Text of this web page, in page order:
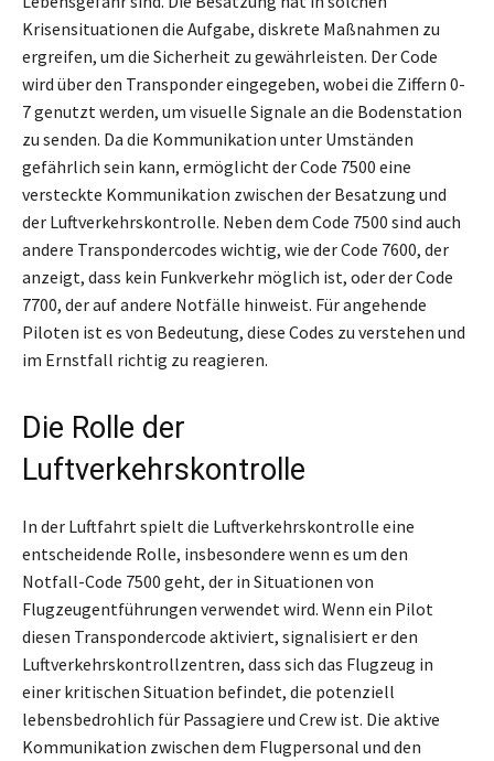
Krisensituationen die Aufgabe, diskrete Maßnahmen zu
ergreifen, um die Sicherheit zu gewährleisten. Der Code
wird über den Transponder eingegeben, wobei die Ziffern 0-
7 genutzt werden, um visuelle Signale an die Bodenstation
zu senden. Da die Kommunikation unter Umständen
gefährlich sein kann, ermöglicht der Code 7500 eine
versteckte Kommunikation zwischen der Besatzung und
der Luftverkehrskontrolle. Neben dem Code 7500 sind auch
andere Transpondercodes wichtig, wie der Code 7600, der
anzeigt, dass kein Funkverkehr möglich ist, oder der Code
7700, der auf andere Notfälle hinweist. Für angehende
Piloten ist es von Bedeutung, diese Codes zu verstehen und
im Ernstfall richtig zu reagieren.
Die Rolle der
Luftverkehrskontrolle
In der Luftfahrt spielt die Luftverkehrskontrolle eine
entscheidende Rolle, insbesondere wenn es um den
Notfall-Code 7500 geht, der in Situationen von
Flugzeugentführungen verwendet wird. Wenn ein Pilot
diesen Transpondercode aktiviert, signalisiert er den
Luftverkehrskontrollzentren, dass sich das Flugzeug in
einer kritischen Situation befindet, die potenziell
lebensbedrohlich für Passagiere und Crew ist. Die aktive
Kommunikation zwischen dem Flugpersonal und den